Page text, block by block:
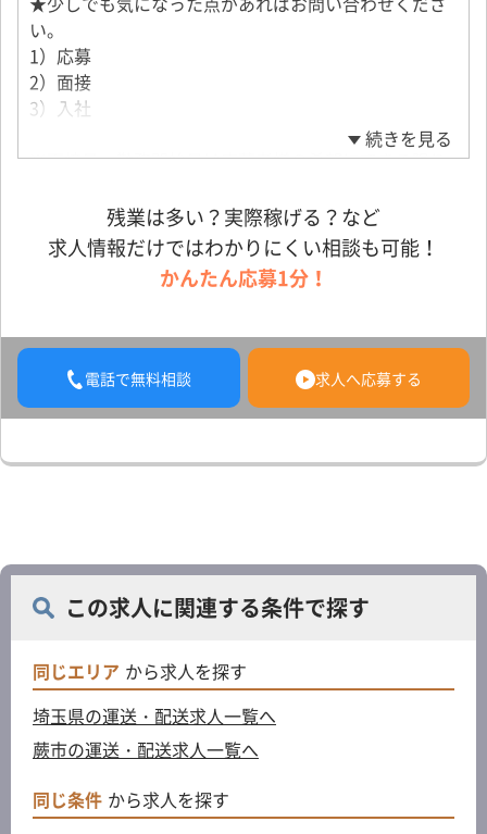
い。
1）応募
2）面接
3）入社
※面接日、勤務開始日は応募者様の希望にできる限り
※求人についての不明点は応募後、お電話かメールに
てお問い合わせください。
続きを見る
残業は多い？実際稼げる？など
求人情報だけではわかりにくい相談も可能！
かんたん応募1分！
電話で無料相談 求人へ応募する
この求人に関連する条件で探す
同じエリア から求人を探す
埼玉県の運送・配送求人一覧へ
蕨市の運送・配送求人一覧へ
同じ条件 から求人を探す